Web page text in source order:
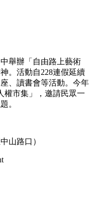
舉辦「自由路上藝術
。活動自228連假延續
、讀書會等活動。今年
權市集」，邀請民眾一
。
山路口）